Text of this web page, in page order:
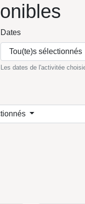
Dates
Tou(te)s sélectionnés
Les dates de l'activitée